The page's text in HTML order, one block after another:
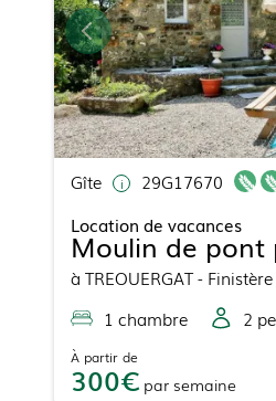
Gîte 29G17670
Location de vacances
Moulin de pont
à TREOUERGAT-
1 chambre 2
À partir de
300 par semaine